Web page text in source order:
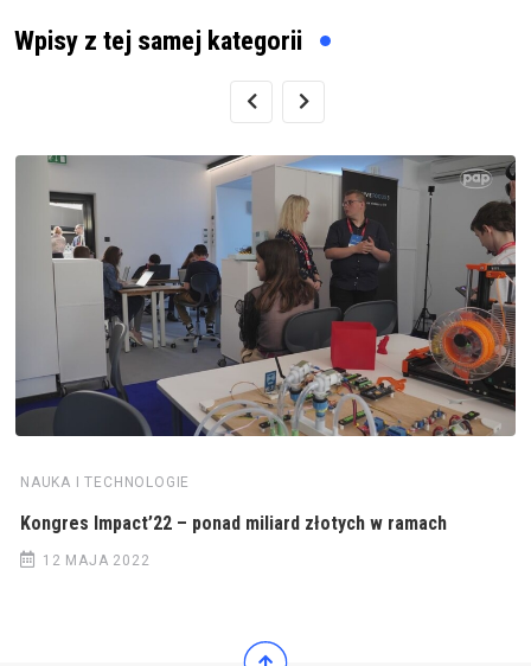
Wpisy z tej samej kategorii
NAUKA I TECHNOLOGIE
Kongres Impact’22 – ponad miliard złotych w ramach
12 MAJA 2022